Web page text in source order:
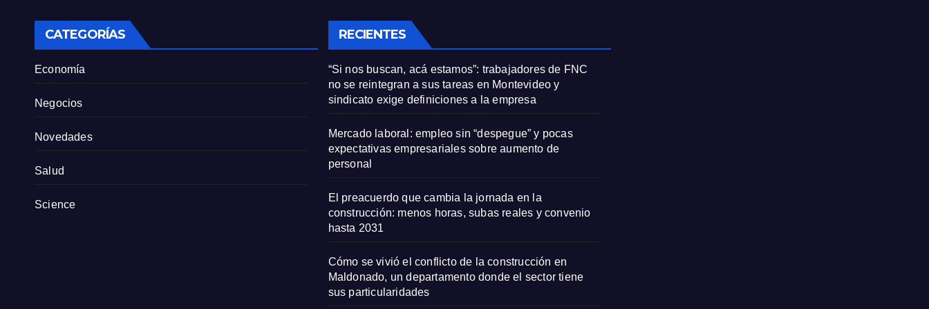
definiciones a la
empresa
CATEGORÍAS
Economía
Negocios
Novedades
Salud
Science
RECIENTES
“Si nos buscan, acá estamos”: trabajadores de FNC
no se reintegran a sus tareas en Montevideo y
sindicato exige definiciones a la empresa
Mercado laboral: empleo sin “despegue” y pocas
expectativas empresariales sobre aumento de
personal
El preacuerdo que cambia la jornada en la
construcción: menos horas, subas reales y convenio
hasta 2031
Cómo se vivió el conflicto de la construcción en
Maldonado, un departamento donde el sector tiene
sus particularidades